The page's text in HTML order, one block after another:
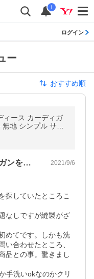
i
ログイン
ー
おすすめ順
ィース カーディガ
地 シンプル サマ
策 涼感 薄手 春夏
冷房の寒さ凌ぎになるカーディガンを探し… 2021/9/6
探していたところこ
なしですが縫製がざ
めてです。しかも洗
い合わせたところ、
品との事。驚きまし
手洗いokなのかクリ